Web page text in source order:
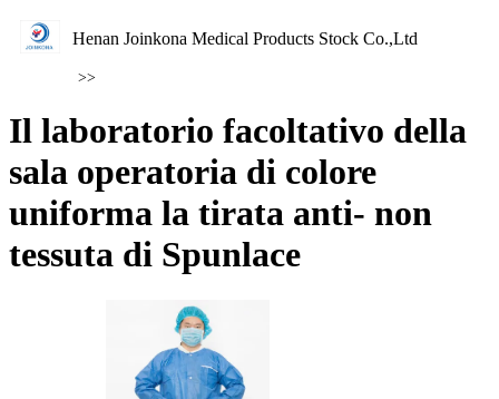
Henan Joinkona Medical Products Stock Co.,Ltd
>>
Il laboratorio facoltativo della
sala operatoria di colore
uniforma la tirata anti- non
tessuta di Spunlace